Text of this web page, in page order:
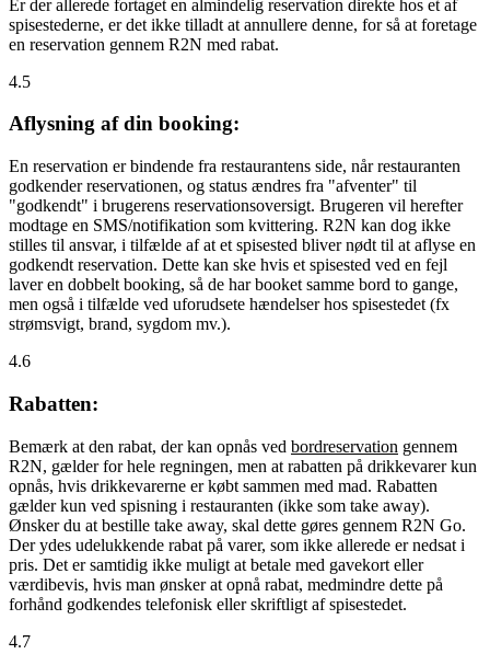
Er der allerede fortaget en almindelig reservation direkte hos et af
spisestederne, er det ikke tilladt at annullere denne, for så at foretage
en reservation gennem R2N med rabat.
4.5
Aflysning af din booking:
En reservation er bindende fra restaurantens side, når restauranten
godkender reservationen, og status ændres fra "afventer" til
"godkendt" i brugerens reservationsoversigt. Brugeren vil herefter
modtage en SMS/notifikation som kvittering. R2N kan dog ikke
stilles til ansvar, i tilfælde af at et spisested bliver nødt til at aflyse en
godkendt reservation. Dette kan ske hvis et spisested ved en fejl
laver en dobbelt booking, så de har booket samme bord to gange,
men også i tilfælde ved uforudsete hændelser hos spisestedet (fx
strømsvigt, brand, sygdom mv.).
4.6
Rabatten:
Bemærk at den rabat, der kan opnås ved bordreservation gennem
R2N, gælder for hele regningen, men at rabatten på drikkevarer kun
opnås, hvis drikkevarerne er købt sammen med mad. Rabatten
gælder kun ved spisning i restauranten (ikke som take away).
Ønsker du at bestille take away, skal dette gøres gennem R2N Go.
Der ydes udelukkende rabat på varer, som ikke allerede er nedsat i
pris. Det er samtidig ikke muligt at betale med gavekort eller
værdibevis, hvis man ønsker at opnå rabat, medmindre dette på
forhånd godkendes telefonisk eller skriftligt af spisestedet.
4.7